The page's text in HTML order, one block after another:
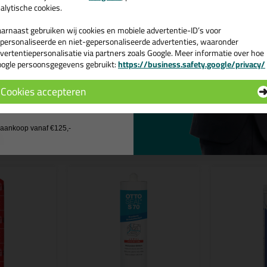
voor verschillende toepassingen. Een duurzame en
kleur zoekt met gegarandeerd een topresultaat. Bestel de
vandaag nog! Op voorraad en op werkdagen besteld = morgen in
je meer weten over de toepassing en kenmerken van dit product?Lees
cookies.
gebruiken wij cookies en mobiele advertentie-ID’s voor
en niet-gepersonaliseerde advertenties, waaronder
via partners zoals Google. Meer informatie over hoe
persoonsgegevens gebruikt:https://business.safety.google/privacy/
Cookies accepteren
de actiecode ›
geen cadeau
vanaf €125,-